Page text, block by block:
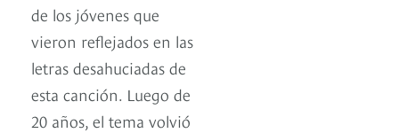
de los jóvenes que
vieron reflejados en las
letras desahuciadas de
esta canción. Luego de
20 años, el tema volvió